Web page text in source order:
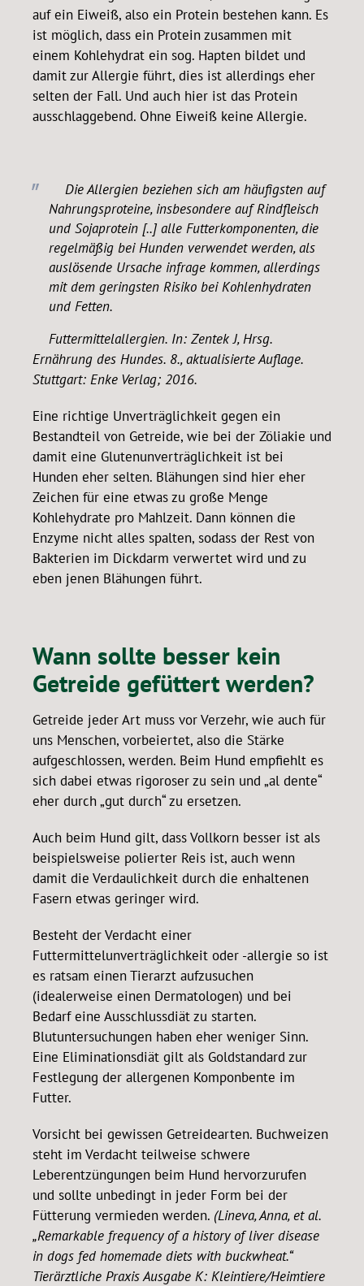
auf ein Eiweiß, also ein Protein bestehen kann. Es
ist möglich, dass ein Protein zusammen mit
einem Kohlehydrat ein sog. Hapten bildet und
damit zur Allergie führt, dies ist allerdings eher
selten der Fall. Und auch hier ist das Protein
ausschlaggebend. Ohne Eiweiß keine Allergie.
Die Allergien beziehen sich am häufigsten auf
Nahrungsproteine, insbesondere auf Rindfleisch
und Sojaprotein [..] alle Futterkomponenten, die
regelmäßig bei Hunden verwendet werden, als
auslösende Ursache infrage kommen, allerdings
mit dem geringsten Risiko bei Kohlenhydraten
und Fetten.
Futtermittelallergien. In: Zentek J, Hrsg.
Ernährung des Hundes. 8., aktualisierte Auflage.
Stuttgart: Enke Verlag; 2016.
Eine richtige Unverträglichkeit gegen ein
Bestandteil von Getreide, wie bei der Zöliakie und
damit eine Glutenunverträglichkeit ist bei
Hunden eher selten. Blähungen sind hier eher
Zeichen für eine etwas zu große Menge
Kohlehydrate pro Mahlzeit. Dann können die
Enzyme nicht alles spalten, sodass der Rest von
Bakterien im Dickdarm verwertet wird und zu
eben jenen Blähungen führt.
Wann sollte besser kein
Getreide gefüttert werden?
Getreide jeder Art muss vor Verzehr, wie auch für
uns Menschen, vorbeiertet, also die Stärke
aufgeschlossen, werden. Beim Hund empfiehlt es
sich dabei etwas rigoroser zu sein und „al dente“
eher durch „gut durch“ zu ersetzen.
Auch beim Hund gilt, dass Vollkorn besser ist als
beispielsweise polierter Reis ist, auch wenn
damit die Verdaulichkeit durch die enhaltenen
Fasern etwas geringer wird.
Besteht der Verdacht einer
Futtermittelunverträglichkeit oder -allergie so ist
es ratsam einen Tierarzt aufzusuchen
(idealerweise einen Dermatologen) und bei
Bedarf eine Ausschlussdiät zu starten.
Blutuntersuchungen haben eher weniger Sinn.
Eine Eliminationsdiät gilt als Goldstandard zur
Festlegung der allergenen Komponbente im
Futter.
Vorsicht bei gewissen Getreidearten. Buchweizen
steht im Verdacht teilweise schwere
Leberentzüngungen beim Hund hervorzurufen
und sollte unbedingt in jeder Form bei der
Fütterung vermieden werden. (Lineva, Anna, et al.
„Remarkable frequency of a history of liver disease
in dogs fed homemade diets with buckwheat.“
Tierärztliche Praxis Ausgabe K: Kleintiere/Heimtiere